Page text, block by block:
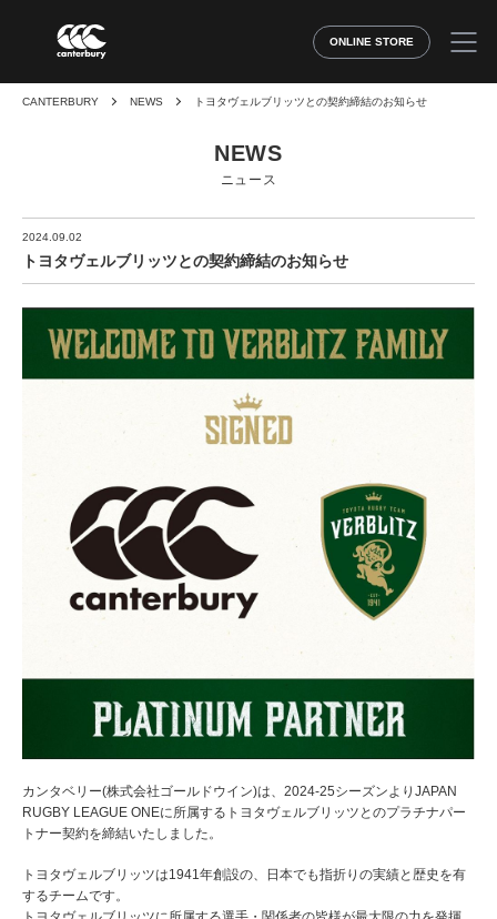
ONLINE STORE
CANTERBURY NEWS トヨタヴェルブリッツとの契約締結のお知らせ
NEWS
ニュース
2024.09.02
トヨタヴェルブリッツとの契約締結のお知らせ
カンタベリー(株式会社ゴールドウイン)は、2024-25シーズンよりJAPAN
RUGBY LEAGUE ONEに所属するトヨタヴェルブリッツとのプラチナパー
トナー契約を締結いたしました。
トヨタヴェルブリッツは1941年創設の、日本でも指折りの実績と歴史を有
するチームです。